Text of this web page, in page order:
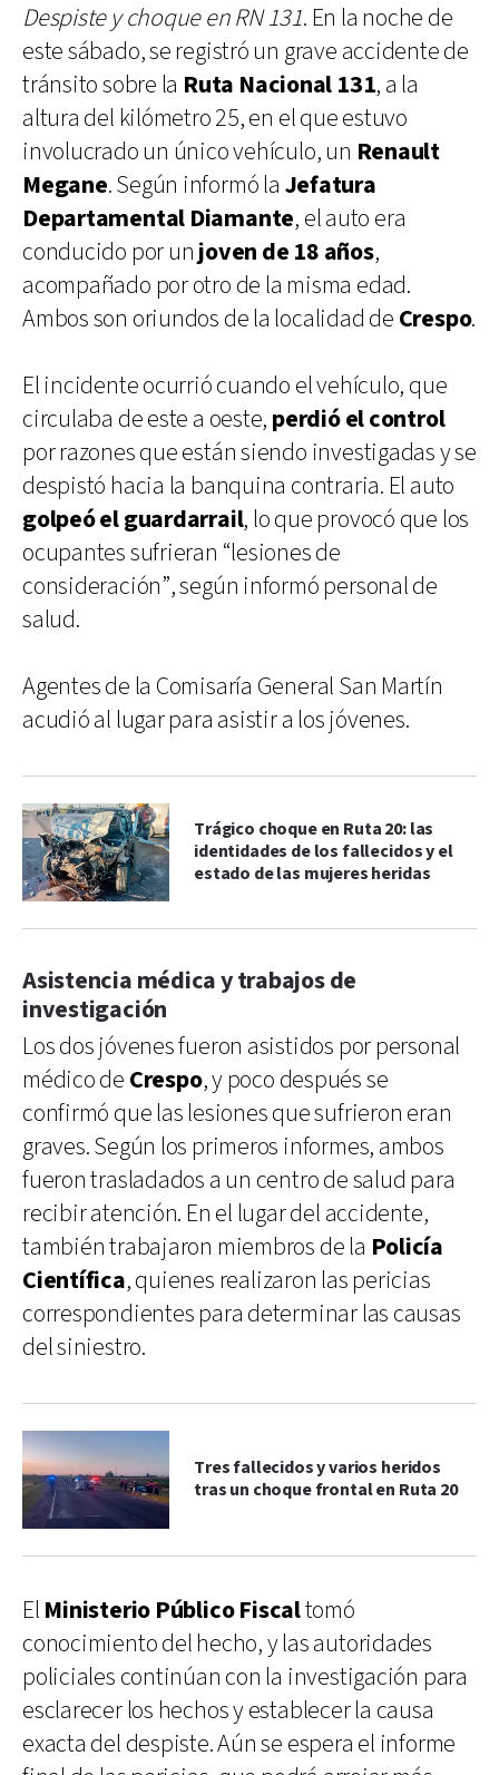
Despiste y choque en RN 131. En la noche de
este sábado, se registró un grave accidente de
tránsito sobre la Ruta Nacional 131, a la
altura del kilómetro 25, en el que estuvo
involucrado un único vehículo, un Renault
Megane. Según informó la Jefatura
Departamental Diamante, el auto era
conducido por un joven de 18 años,
acompañado por otro de la misma edad.
Ambos son oriundos de la localidad de Crespo.
El incidente ocurrió cuando el vehículo, que
circulaba de este a oeste, perdió el control
por razones que están siendo investigadas y se
despistó hacia la banquina contraria. El auto
golpeó el guardarrail, lo que provocó que los
ocupantes sufrieran “lesiones de
consideración”, según informó personal de
salud.
Agentes de la Comisaría General San Martín
acudió al lugar para asistir a los jóvenes.
Trágico choque en Ruta 20: las
identidades de los fallecidos y el
estado de las mujeres heridas
Asistencia médica y trabajos de
investigación
Los dos jóvenes fueron asistidos por personal
médico de Crespo, y poco después se
confirmó que las lesiones que sufrieron eran
graves. Según los primeros informes, ambos
fueron trasladados a un centro de salud para
recibir atención. En el lugar del accidente,
también trabajaron miembros de la Policía
Científica, quienes realizaron las pericias
correspondientes para determinar las causas
del siniestro.
Tres fallecidos y varios heridos
tras un choque frontal en Ruta 20
El Ministerio Público Fiscaltomó
conocimiento del hecho, y las autoridades
policiales continúan con la investigación para
esclarecer los hechos y establecer la causa
exacta del despiste. Aún se espera el informe